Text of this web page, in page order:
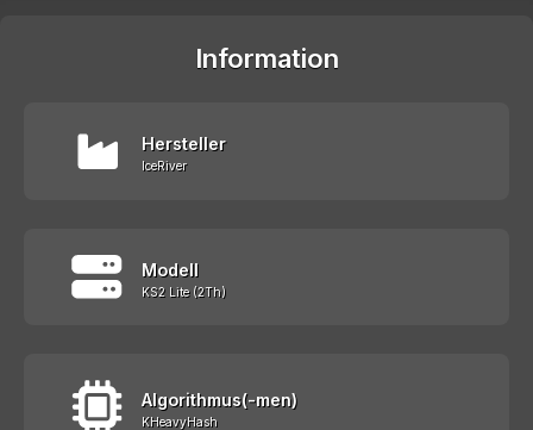
Information
Hersteller
IceRiver
Modell
KS2 Lite (2Th)
Algorithmus(-men)
KHeavyHash